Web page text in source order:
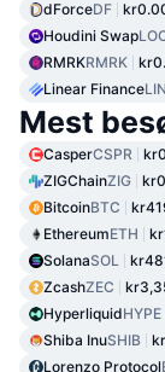
dForceDF
Houdini Swap
RMRKRMRK
Linear Finance
Mest
CasperCSPR
ZIGChainZIG
BitcoinBTC
EthereumETH
SolanaSOL
ZcashZEC
HyperliquidHYPE
Shiba InuSHIB
Lorenzo Protocol